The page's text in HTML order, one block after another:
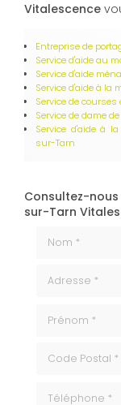
Vitalescence
Entreprise de
Service d'aide au
Service d'aide
Service d'aide à la
Service de
Service de dame
Service d'aide à
sur-Tarn
Consultez-
sur-Tarn